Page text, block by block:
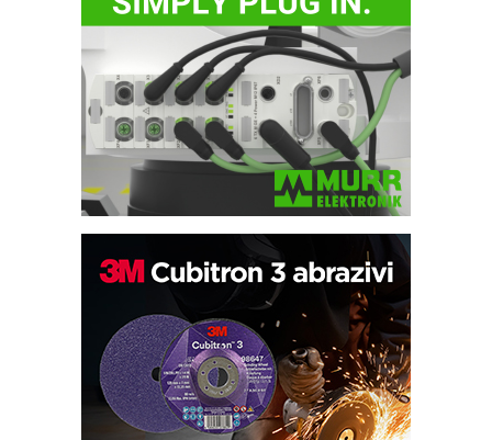
Bezbednost na prvom mestu!
IB BLUMENAUER - više od 40 godina
poverenja u industriji
RMQ-TITAN ADVANCED INDICATOR
– Pametna signalizacija za efikasnije
upravljanje mašinama
Sigurnije ispitivanje transformatora u
solarnim elektranama i vetroparkovima